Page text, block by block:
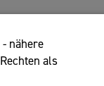
nähere
als